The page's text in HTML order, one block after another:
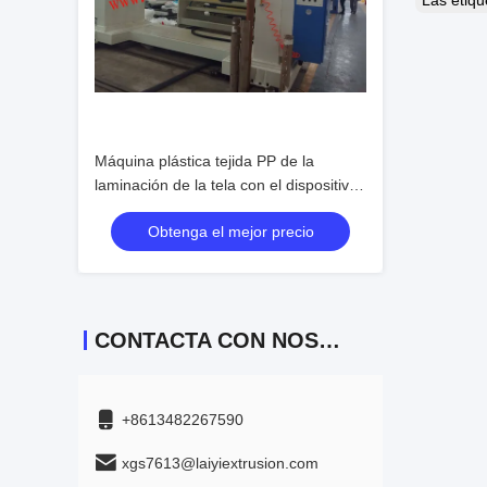
Máquina plástica tejida PP de la
laminación de la tela con el dispositivo
auto de la encoladora
Obtenga el mejor precio
CONTACTA CON NOSOTROS
+8613482267590
xgs7613@laiyiextrusion.com